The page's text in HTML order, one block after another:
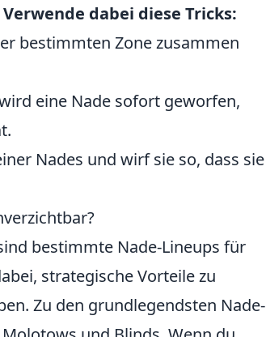
Verwende dabei diese Tricks:
bestimmten Zone zusammen
eine Nade sofort geworfen,
Nades und wirf sie so, dass sie
bestimmte Nade-Lineups für
strategische Vorteile zu
Zu den grundlegendsten Nade-